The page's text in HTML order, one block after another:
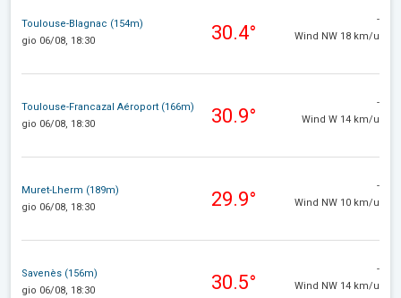
Toulouse-Blagnac (154m)
gio 06/08, 18:30
30.4°
-
Wind NW 18 km/u
Toulouse-Francazal Aéroport (166m)
gio 06/08, 18:30
30.9°
-
Wind W 14 km/u
Muret-Lherm (189m)
gio 06/08, 18:30
29.9°
-
Wind NW 10 km/u
Savenès (156m)
gio 06/08, 18:30
30.5°
-
Wind NW 14 km/u